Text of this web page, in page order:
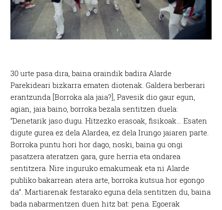
30 urte pasa dira, baina oraindik badira Alarde
Parekideari bizkarra ematen diotenak. Galdera berberari
erantzunda [Borroka ala jaia?], Pavesik dio gaur egun,
agian, jaia baino, borroka bezala sentitzen duela:
“Denetarik jaso dugu. Hitzezko erasoak, fisikoak… Esaten
digute gurea ez dela Alardea, ez dela Irungo jaiaren parte.
Borroka puntu hori hor dago, noski, baina gu ongi
pasatzera ateratzen gara, gure herria eta ondarea
sentitzera. Nire inguruko emakumeak eta ni Alarde
publiko bakarrean atera arte, borroka kutsua hor egongo
da”. Martiarenak festarako eguna dela sentitzen du, baina
bada nabarmentzen duen hitz bat: pena. Egoerak